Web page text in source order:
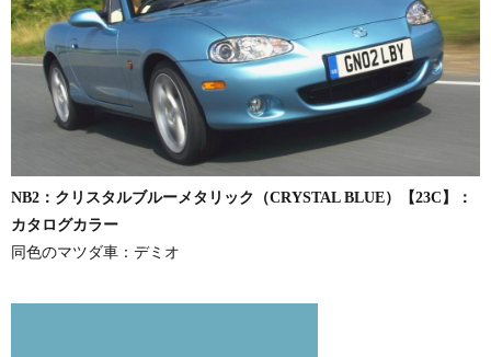
NB2：クリスタルブルーメタリック（CRYSTAL BLUE）【23C】：
カタログカラー
同色のマツダ車：デミオ